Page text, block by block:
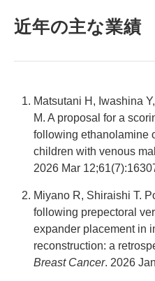
近年の主な業績
Matsutani H, Iwashina
M. A proposal for a
following ethanolamine
children with venous
2026 Mar
Miyano R, Shiraishi T.
following prepectoral
expander placement in
reconstruction: a
Breast Cancer. 2026